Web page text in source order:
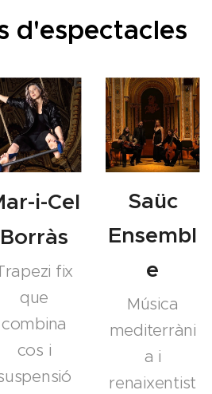
d'espectacles
i-Cel
Borràs
fix
que
combina
cos i
Saüc
Ensembl
e
Música
mediterràni
a i
renaixentist